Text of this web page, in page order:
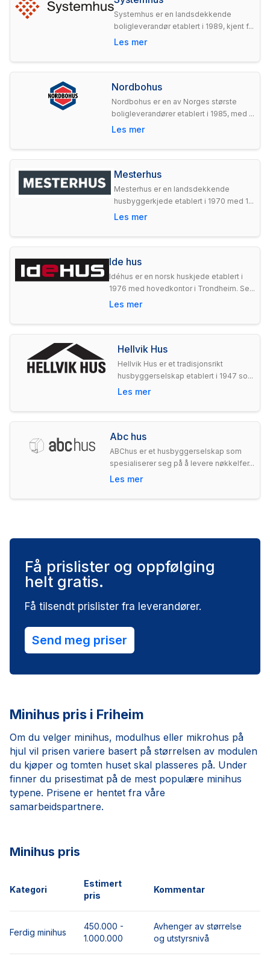
Systemhus er en landsdekkende
boligleverandør etablert i 1989, kjent f...
Les mer
Nordbohus
Nordbohus er en av Norges største
boligleverandører etablert i 1985, med ...
Les mer
Mesterhus
Mesterhus er en landsdekkende
husbyggerkjede etablert i 1970 med 1...
Les mer
Ide hus
Idéhus er en norsk huskjede etablert i
1976 med hovedkontor i Trondheim. Se...
Les mer
Hellvik Hus
Hellvik Hus er et tradisjonsrikt
husbyggerselskap etablert i 1947 so...
Les mer
Abc hus
ABChus er et husbyggerselskap som
spesialiserer seg på å levere nøkkelfer...
Les mer
Få prislister og oppfølging
helt gratis.
Få tilsendt prislister fra leverandører.
Send meg priser
Minihus pris i Friheim
Om du velger minihus, modulhus eller mikrohus på
hjul vil prisen variere basert på størrelsen av modulen
du kjøper og tomten huset skal plasseres på. Under
finner du prisestimat på de mest populære minihus
typene. Prisene er hentet fra våre
samarbeidspartnere.
Minihus pris
Kategori
Estimert
pris
Kommentar
Ferdig minihus
450.000 -
1.000.000
Avhenger av størrelse
og utstyrsnivå